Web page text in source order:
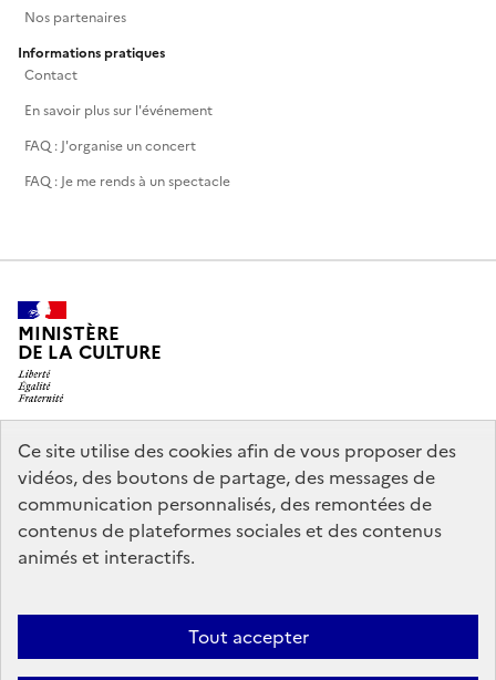
Ce site utilise des cookies afin de vous proposer des
vidéos, des boutons de partage, des messages de
communication personnalisés, des remontées de
contenus de plateformes sociales et des contenus
animés et interactifs.
Tout accepter
Nos partenaires
Informations pratiques
Contact
En savoir plus sur l'événement
FAQ : J'organise un concert
FAQ : Je me rends à un spectacle
MINISTÈRE
DE LA CULTURE
legifrance.gouv.fr
info.gouv.fr
service-public.gouv.fr
data.gouv.fr
Accessibilité : partiellement conforme
Politique générale de
Mentions légales